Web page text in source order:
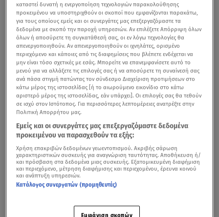
καταστεί δυνατή η ενεργοποίηση τεχνολογιών παρακολούθησης
προκειμένου να υποστηριχθούν οι σκοποί που εμφανίζονται παρακάτω,
για τους οποίους εμείς και οι συνεργάτες μας επεξεργαζόμαστε τα
δεδομένα με σκοπό την παροχή υπηρεσιών. Αν επιλέξετε Απόρριψη όλων
όλων ή αποσύρετε τη συγκατάθεσή σας, οι εν λόγω τεχνολογίες θα
απενεργοποιηθούν. Αν απενεργοποιηθούν οι ιχνηλάτες, ορισμένο
περιεχόμενο και κάποιες από τις διαφημίσεις που βλέπετε ενδέχεται να
μην είναι τόσο σχετικές με εσάς. Μπορείτε να επανεμφανίσετε αυτό το
μενού για να αλλάξετε τις επιλογές σας ή να αποσύρετε τη συναίνεσή σας
ανά πάσα στιγμή πατώντας τον σύνδεσμο Διαχείριση προτιμήσεων στο
κάτω μέρος της ιστοσελίδας [ή το αιωρούμενο εικονίδιο στο κάτω
αριστερό μέρος της ιστοσελίδας, εάν υπάρχει]. Οι επιλογές σας θα τεθούν
σε ισχύ στον Ιστότοπος. Για περισσότερες λεπτομέρειες ανατρέξτε στην
Πολιτική Απορρήτου μας.
Εμείς και οι συνεργάτες μας επεξεργαζόμαστε δεδομένα
προκειμένου να παρασχεθούν τα εξής:
Χρήση επακριβών δεδομένων γεωεντοπισμού. Ακριβής σάρωση
χαρακτηριστικών συσκευής για αναγνώριση ταυτότητας. Αποθήκευση ή/
και πρόσβαση στα δεδομένα μιας συσκευής. Εξατομικευμένη διαφήμιση
και περιεχόμενο, μέτρηση διαφήμισης και περιεχομένου, έρευνα κοινού
και ανάπτυξη υπηρεσιών.
Κατάλογος συνεργατών (προμηθευτές)
Εμφάνιση σκοπών